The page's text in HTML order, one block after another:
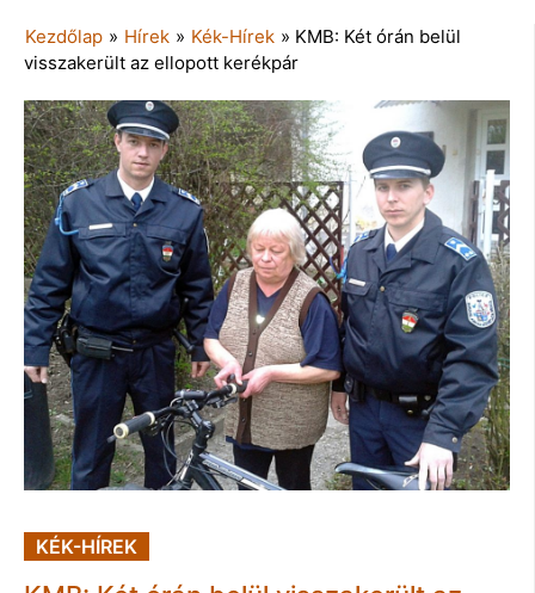
Kezdőlap » Hírek » Kék-Hírek » KMB: Két órán belül
visszakerült az ellopott kerékpár
KÉK-HÍREK